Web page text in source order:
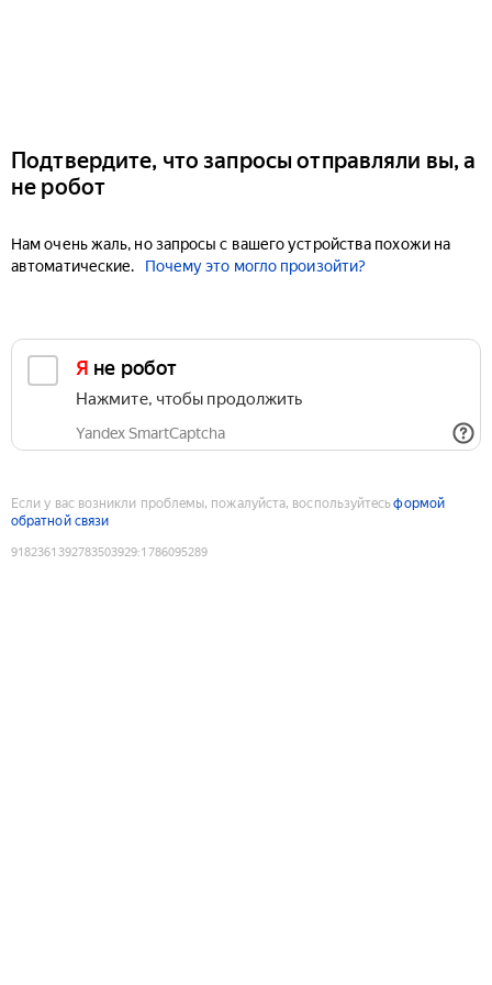
Подтвердите, что запросы отправляли вы, а
не робот
Нам очень жаль, но запросы с вашего устройства похожи на
автоматические.
Почему это могло произойти?
Я не робот
Нажмите, чтобы продолжить
Yandex SmartCaptcha
Если у вас возникли проблемы, пожалуйста, воспользуйтесьформой
обратной связи
9182361392783503929:1786095289